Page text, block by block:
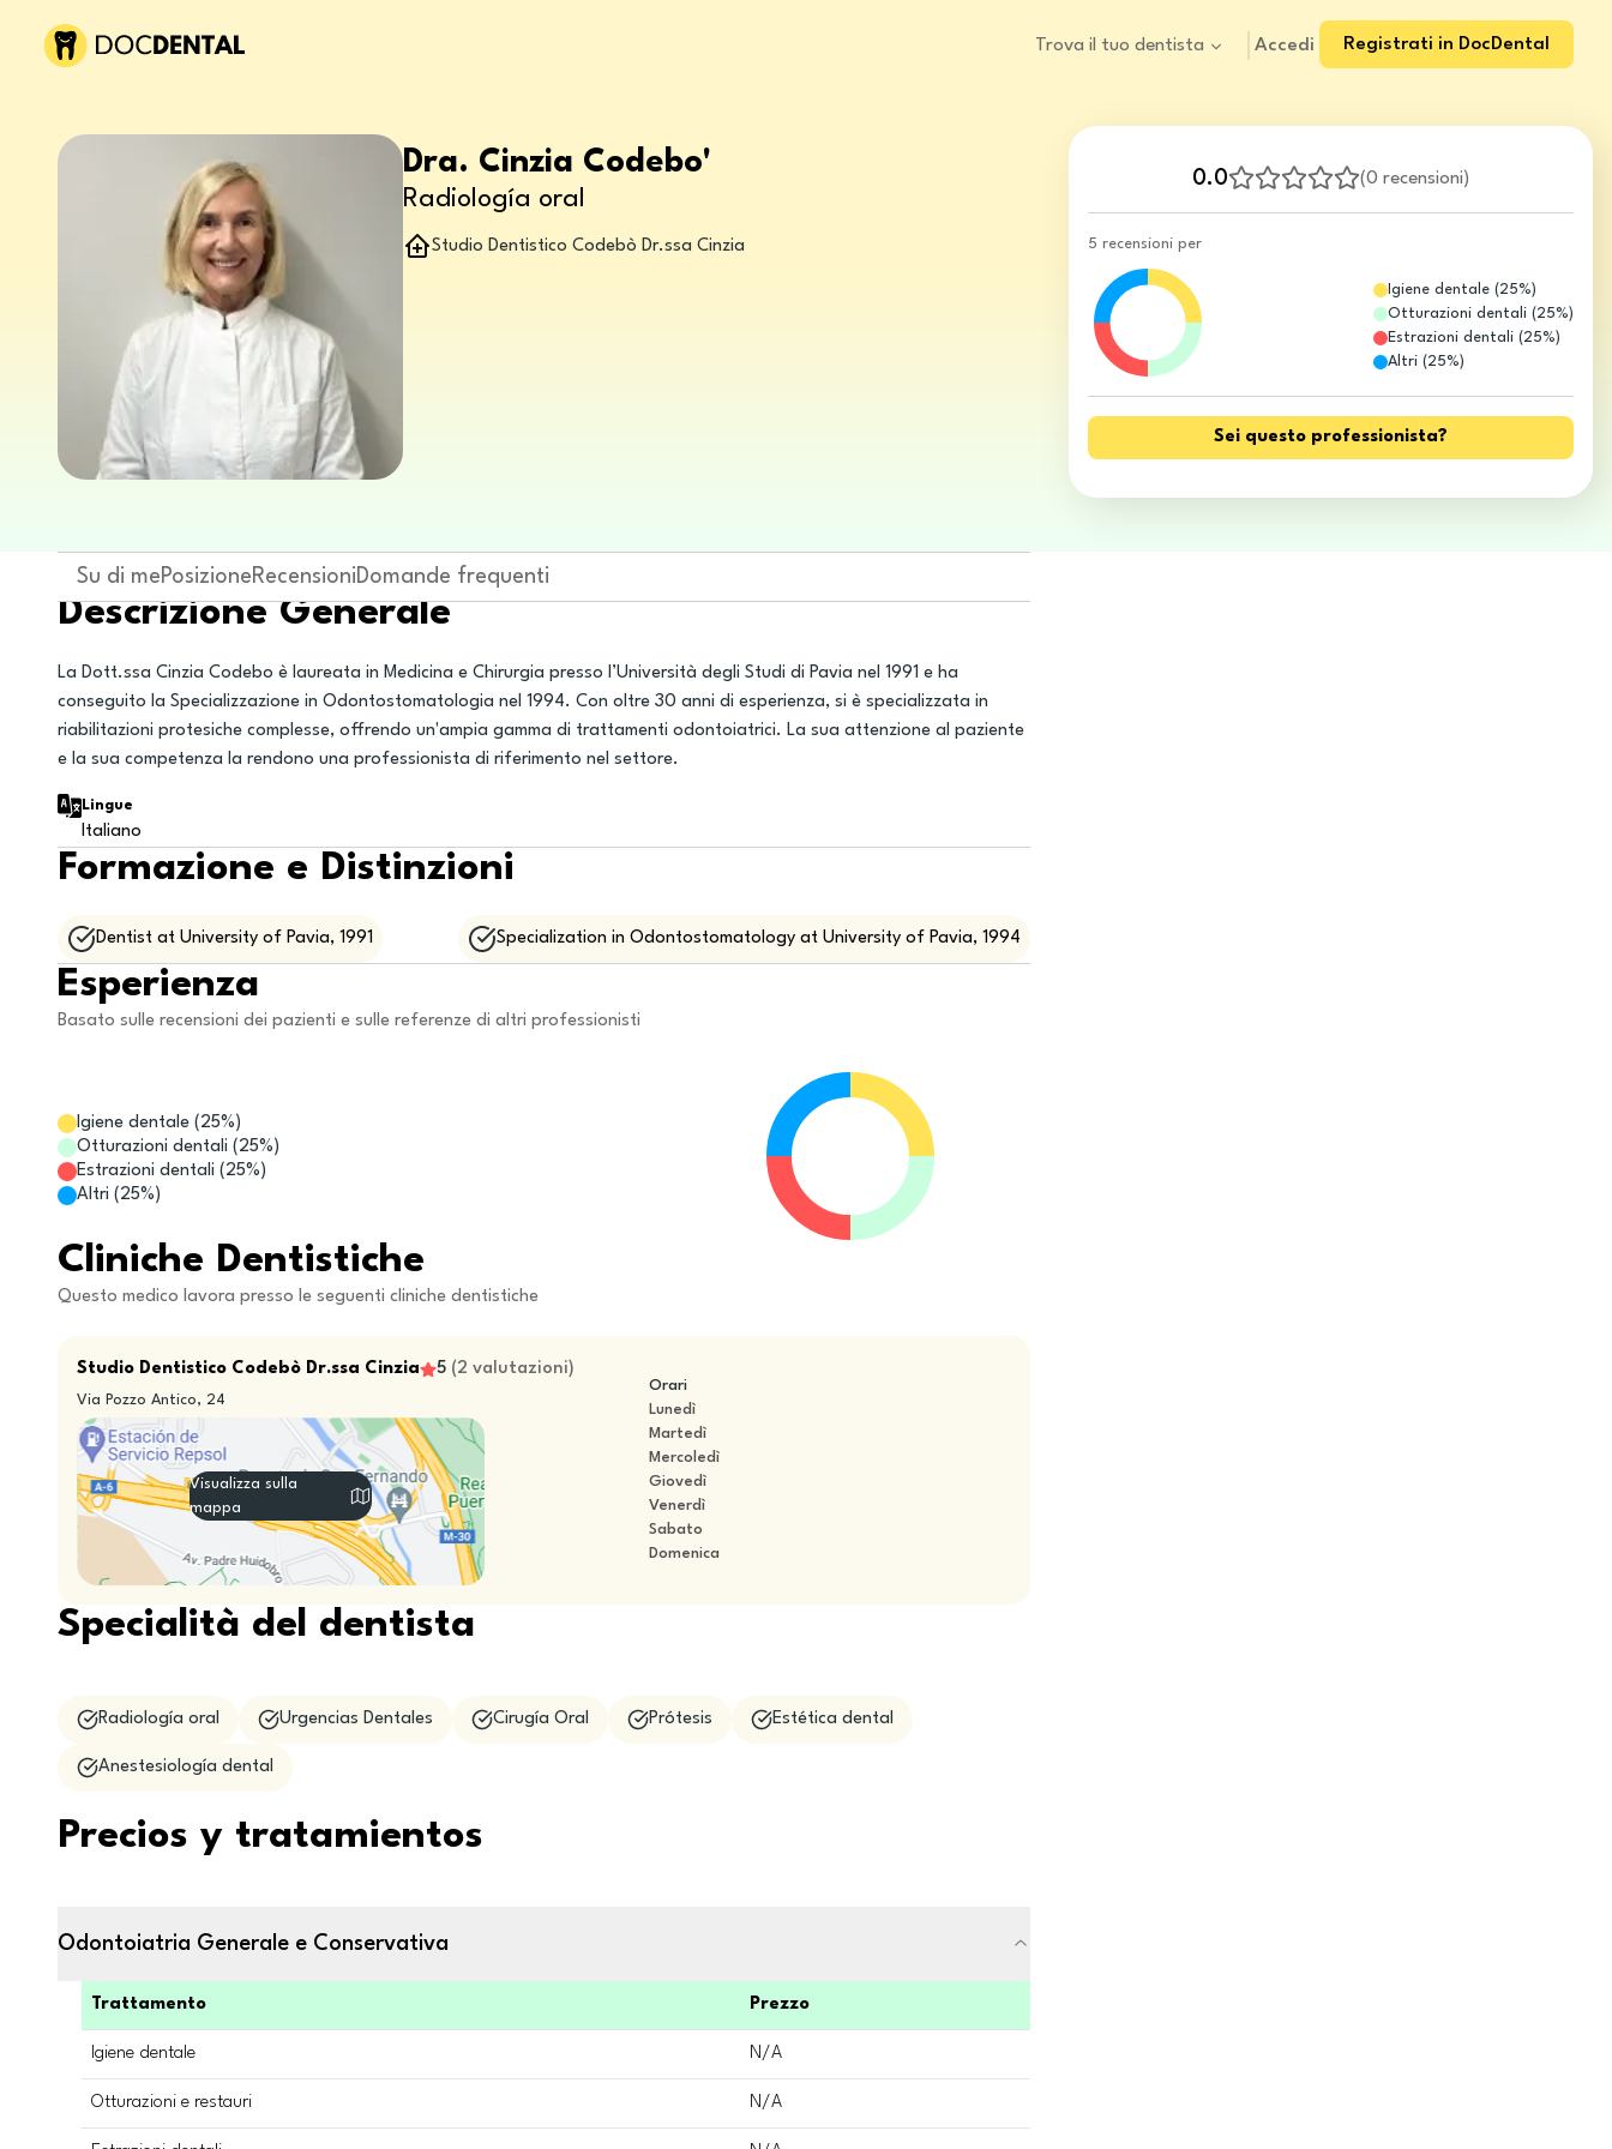
Trova il tuo dentista Accedi Registrati in DocDental
0.0 (0 recensioni)
5 recensioni per
Igiene dentale(25%)
Otturazioni dentali(25%)
Estrazioni dentali(25%)
Altri(25%)
Sei questo professionista?
Dra. Cinzia Codebo'
Radiología oral
Studio Dentistico Codebò Dr.ssa Cinzia
Su di mePosizioneRecensioniDomande frequenti
Descrizione Generale
La Dott.ssa Cinzia Codebo è laureata in Medicina e Chirurgia presso l’Università degli Studi di Pavia nel 1991 e ha
conseguito la Specializzazione in Odontostomatologia nel 1994. Con oltre 30 anni di esperienza, si è specializzata in
riabilitazioni protesiche complesse, offrendo un'ampia gamma di trattamenti odontoiatrici. La sua attenzione al paziente
e la sua competenza la rendono una professionista di riferimento nel settore.
Lingue
Italiano
Formazione e Distinzioni
Dentist at University of Pavia, 1991 Specialization in Odontostomatology at University of Pavia, 1994
Esperienza
Basato sulle recensioni dei pazienti e sulle referenze di altri professionisti
Igiene dentale ( 25%)
Otturazioni dentali ( 25%)
Estrazioni dentali ( 25%)
Altri ( 25%)
Cliniche Dentistiche
Questo medico lavora presso le seguenti cliniche dentistiche
Studio Dentistico Codebò Dr.ssa Cinzia 5 (2 valutazioni)
Via Pozzo Antico, 24
Visualizza sulla
mappa
Orari
Lunedì
Martedì
Mercoledì
Giovedì
Venerdì
Sabato
Domenica
Specialità del dentista
Radiología oral Urgencias Dentales Cirugía Oral Prótesis Estética dental
Anestesiología dental
Precios y tratamientos
Odontoiatria Generale e Conservativa
Trattamento Prezzo
Igiene dentale N/A
Otturazioni e restauri N/A